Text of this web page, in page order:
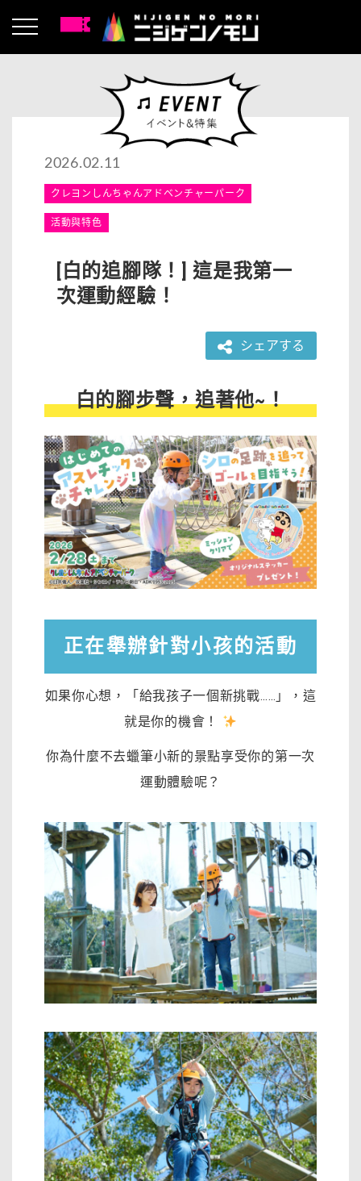
2026.02.11
クレヨンしんちゃんアドベンチャーパーク
活動與特色
[白的追腳隊！] 這是我第一
次運動經驗！
シェアする
白的腳步聲，追著他~！
正在舉辦針對小孩的活動
如果你心想，「給我孩子一個新挑戰……」，這
就是你的機會！
你為什麼不去蠟筆小新的景點享受你的第一次
運動體驗呢？